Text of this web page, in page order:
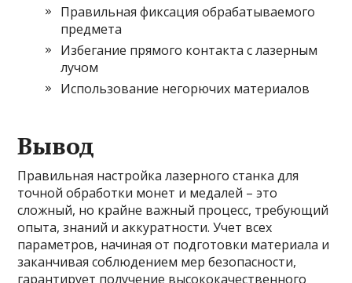
Правильная фиксация обрабатываемого
предмета
Избегание прямого контакта с лазерным
лучом
Использование негорючих материалов
Вывод
Правильная настройка лазерного станка для
точной обработки монет и медалей – это
сложный, но крайне важный процесс, требующий
опыта, знаний и аккуратности. Учет всех
параметров, начиная от подготовки материала и
заканчивая соблюдением мер безопасности,
гарантирует получение высококачественного